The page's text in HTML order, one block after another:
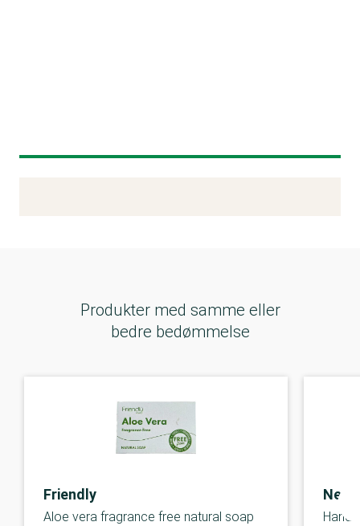
Produkter med samme eller
bedre bedømmelse
Friendly
Aloe vera fragrance free natural soap Hand